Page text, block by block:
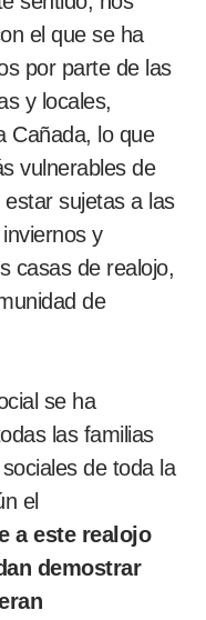
el que se ha
por parte de las
y locales,
Cañada, lo que
vulnerables de
sujetas a las
y
casas de realojo,
de
se ha
las familias
de toda la
el
a este realojo
demostrar